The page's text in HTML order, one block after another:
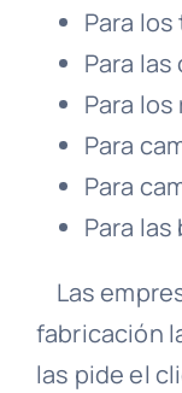
Para
Para
Para
Para
Para
Para
Las
fabricación
las pide el